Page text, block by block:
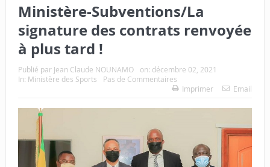
Ministère-Subventions/La
signature des contrats renvoyée
à plus tard !
Publié par Jean Claude NOUNAMO on: décembre 02, 2021
In: Ministère des Sports
Pas de Commentaires
Imprimer
Email